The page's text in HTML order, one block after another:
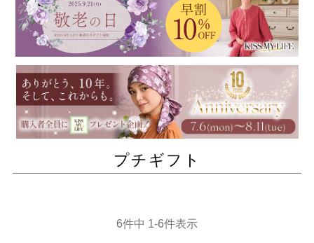
プチギフト
6件中 1-6件表示